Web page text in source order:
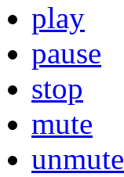
play
pause
stop
mute
unmute